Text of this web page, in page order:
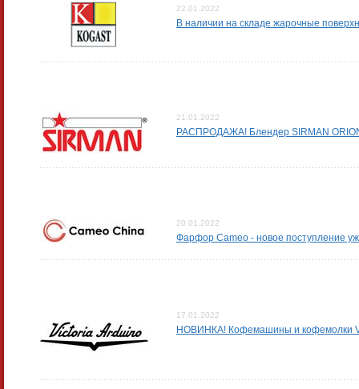
22.01.2022
В наличии на складе жарочные
21.01.2022
РАСПРОДАЖА! Блендер SIRMAN
20.01.2022
Фарфор Cameo - новое поступление
17.01.2022
НОВИНКА! Кофемашины и кофемолки